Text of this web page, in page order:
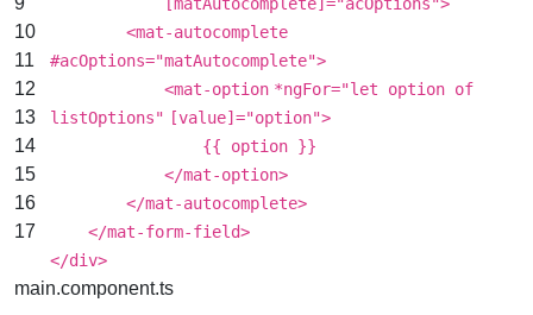
10
11
12
13
14
15
16
17
<mat-autocomplete
#acOptions="matAutocomplete">
<mat-option *ngFor="let option of
listOptions" [value]="option">
{{ option }}
</mat-option>
</mat-autocomplete>
</mat-form-field>
</div>
main.component.ts